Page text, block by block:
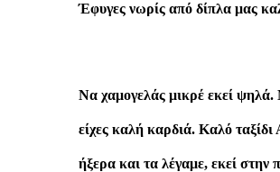
Έφυγες νωρίς από δίπλα μας
Να χαμογελάς μικρέ εκεί ψηλά.
είχες καλή καρδιά. Καλό
ήξερα και τα λέγαμε, εκεί στην